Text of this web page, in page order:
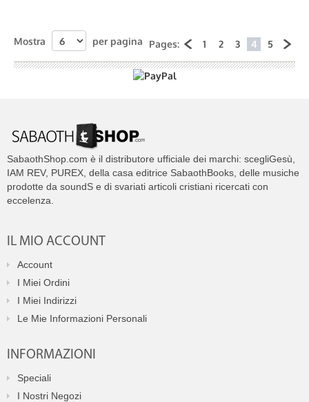
Pages: 1 2 3 4 5
Mostra per pagina
SabaothShop.com è il distributore ufficiale dei marchi: scegliGesù,
IAM REV, PUREX, della casa editrice SabaothBooks, delle musiche
prodotte da soundS e di svariati articoli cristiani ricercati con
eccelenza.
IL MIO ACCOUNT
Account
I Miei Ordini
I Miei Indirizzi
Le Mie Informazioni Personali
INFORMAZIONI
Speciali
I Nostri Negozi